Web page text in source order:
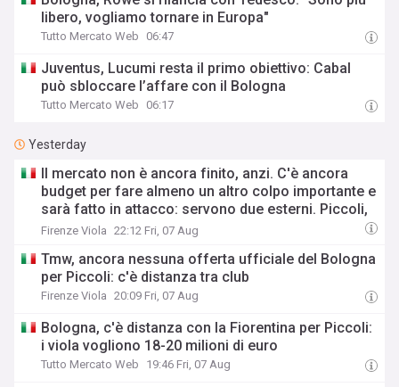
libero, vogliamo tornare in Europa"
Tutto Mercato Web 06:47
Juventus, Lucumi resta il primo obiettivo: Cabal
può sbloccare l’affare con il Bologna
Tutto Mercato Web 06:17
Yesterday
Il mercato non è ancora finito, anzi. C'è ancora
budget per fare almeno un altro colpo importante e
sarà fatto in attacco: servono due esterni. Piccoli,
Pellegrino, la Fiorentina e il Bologna: caccia al
Firenze Viola 22:12 Fri, 07 Aug
Tmw, ancora nessuna offerta ufficiale del Bologna
per Piccoli: c'è distanza tra club
Firenze Viola 20:09 Fri, 07 Aug
Bologna, c'è distanza con la Fiorentina per Piccoli:
i viola vogliono 18-20 milioni di euro
Tutto Mercato Web 19:46 Fri, 07 Aug